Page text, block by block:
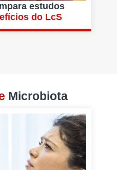
estudos
do LcS
Microbiota